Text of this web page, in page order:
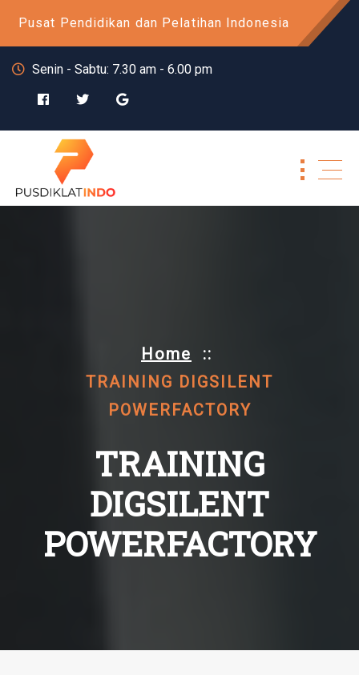
Pusat Pendidikan dan Pelatihan Indonesia
Senin - Sabtu: 7.30 am - 6.00 pm
Home ::
TRAINING DIGSILENT
POWERFACTORY
TRAINING
DIGSILENT
POWERFACTORY